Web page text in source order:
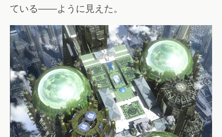
ている――ように見えた。